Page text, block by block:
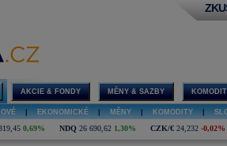
AKCIE & FONDY MĚNY & SAZBY
EKONOMICKÉ MĚNY KOMODITY
0,69% NDQ 26 690,62 1,30% CZK/€ 24,232 -0,02%